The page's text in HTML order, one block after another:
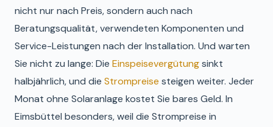
nicht nur nach Preis, sondern auch nach
Beratungsqualität, verwendeten Komponenten und
Service-Leistungen nach der Installation. Und warten
Sie nicht zu lange: Die Einspeisevergütungsinkt
halbjährlich, und die Strompreise steigen weiter. Jeder
Monat ohne Solaranlage kostet Sie bares Geld. In
Eimsbüttel besonders, weil die Strompreise in